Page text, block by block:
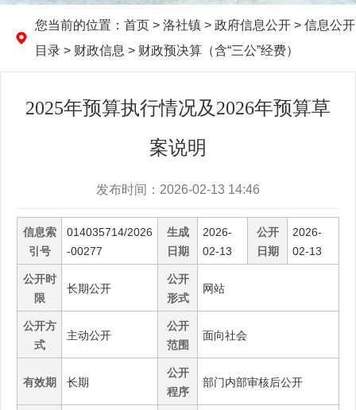
您当前的位置： 首页 > 洛社镇 > 政府信息公开 > 信息公开
目录 > 财政信息 > 财政预决算（含“三公”经费）
2025年预算执行情况及2026年预算草
案说明
发布时间：2026-02-13 14:46
信息索
引号
014035714/2026
-00277
生成
日期
2026-
02-13
公开
日期
2026-
02-13
公开时
限
长期公开
公开
形式
网站
公开方
式
主动公开
公开
范围
面向社会
有效期 长期
公开
程序
部门内部审核后公开